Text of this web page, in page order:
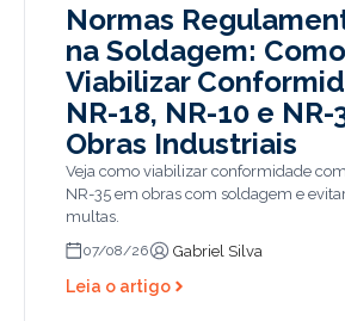
Normas
na Soldagem: Como
Viabilizar
NR-18, NR-10 e NR-
Obras Industriais
Veja como viabilizar conformidade
NR-35 em obras com soldagem e
multas.
07/08/26 Gabriel Silva
Leia o artigo